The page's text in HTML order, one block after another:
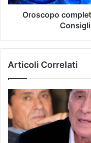
Oroscopo
Articoli Correlati